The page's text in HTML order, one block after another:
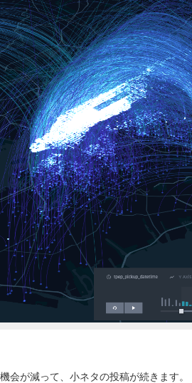
会が減って、小ネタの投稿が続きます。